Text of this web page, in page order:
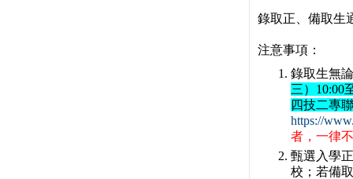
錄取正、備取生
注意事項：
錄取生無
三）10:00
四技二專
https://
者，一律
甄選入學
校；若備